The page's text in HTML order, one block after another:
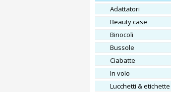
adattatori
beauty case
binocoli
bussole
ciabatte
In volo
lucchetti & etichette